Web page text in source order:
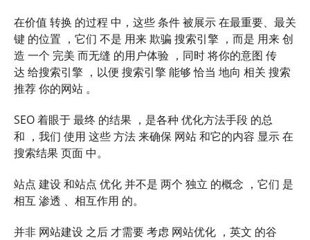
在价值 转换 的过程 中，这些 条件 被展示 在最重要、最关
键 的位置 ，它们 不是 用来 欺骗 搜索引擎 ，而是 用来 创
造 一个 完美 而无缝 的用户体验 ，同时 将你的意图 传
达 给搜索引擎 ，以便 搜索引擎 能够 恰当 地向 相关 搜索
推荐 你的网站 。
SEO 着眼于 最终 的结果 ，是各种 优化方法手段 的总
和 ，我们 使用 这些 方法 来确保 网站 和它的内容 显示 在
搜索结果 页面 中。
站点 建设 和站点 优化 并不是 两个 独立 的概念 ，它们 是
相互 渗透 、相互作用 的。
并非 网站建设 之后 才需要 考虑 网站优化 ，英文 的谷